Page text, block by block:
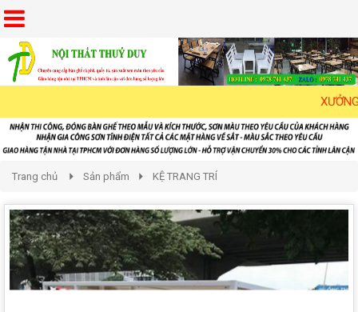
XƯỞNG
Trang chủ Sản phẩm KỆ TRANG TRÍ